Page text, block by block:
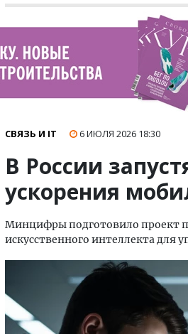
СВЯЗЬ И IT 6 ИЮЛЯ 2026 18:30
В России
ускорения
Минцифры подготовило проект
искусственного интеллекта для